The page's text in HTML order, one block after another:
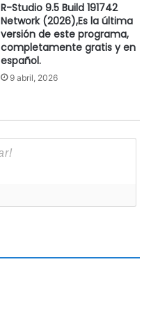
R-Studio 9.5 Build 191742
Network (2026),Es la última
versión de este programa,
completamente gratis y en
español.
9 abril, 2026